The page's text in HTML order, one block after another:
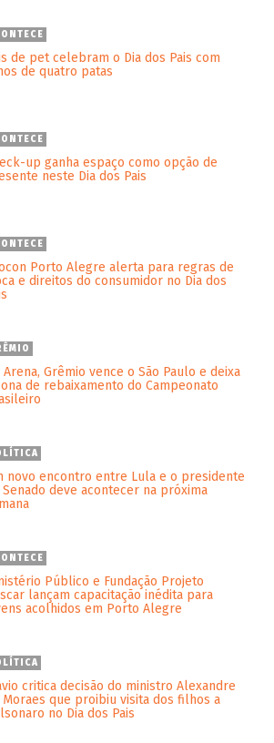
de pet celebram o Dia dos Pais com
de quatro patas
up ganha espaço como opção de
neste Dia dos Pais
Porto Alegre alerta para regras de
e direitos do consumidor no Dia dos
Arena, Grêmio vence o São Paulo e deixa
de rebaixamento do Campeonato
novo encontro entre Lula e o presidente
deve acontecer na próxima
Público e Fundação Projeto
lançam capacitação inédita para
acolhidos em Porto Alegre
critica decisão do ministro Alexandre
Moraes que proibiu visita dos filhos a
no Dia dos Pais